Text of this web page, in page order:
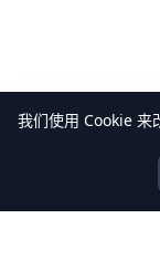
我们使用 Cookie 来